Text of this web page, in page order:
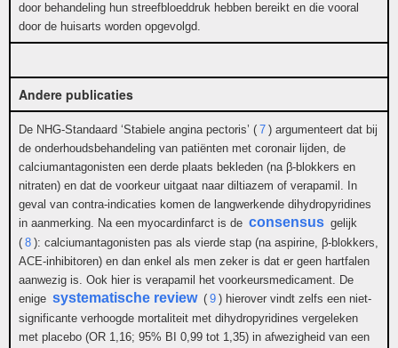
door behandeling hun streefbloeddruk hebben bereikt en die vooral
door de huisarts worden opgevolgd.
Andere publicaties
De NHG-Standaard ‘Stabiele angina pectoris’ ( 7 ) argumenteert dat bij
de onderhoudsbehandeling van patiënten met coronair lijden, de
calciumantagonisten een derde plaats bekleden (na β-blokkers en
nitraten) en dat de voorkeur uitgaat naar diltiazem of verapamil. In
geval van contra-indicaties komen de langwerkende dihydropyridines
in aanmerking. Na een myocardinfarct is de consensus gelijk
( 8 ): calciumantagonisten pas als vierde stap (na aspirine, β-blokkers,
ACE-inhibitoren) en dan enkel als men zeker is dat er geen hartfalen
aanwezig is. Ook hier is verapamil het voorkeursmedicament. De
enige systematische review ( 9 ) hierover vindt zelfs een niet-
significante verhoogde mortaliteit met dihydropyridines vergeleken
met placebo (OR 1,16; 95% BI 0,99 tot 1,35) in afwezigheid van een